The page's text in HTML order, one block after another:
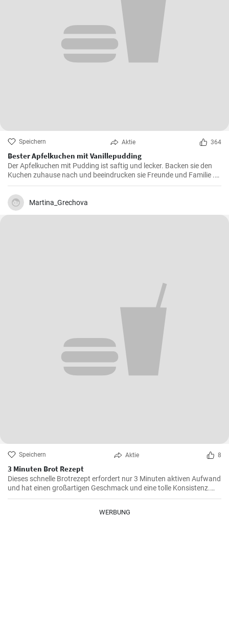
Speichern Aktie 364
Bester Apfelkuchen mit Vanillepudding
Der Apfelkuchen mit Pudding ist saftig und lecker. Backen sie den
Kuchen zuhause nach und beeindrucken sie Freunde und Familie .
Passend zur Herbstzeit in der Apfelernte.
Martina_Grechova
Speichern Aktie 8
3 Minuten Brot Rezept
Dieses schnelle Brotrezept erfordert nur 3 Minuten aktiven Aufwand
und hat einen großartigen Geschmack und eine tolle Konsistenz.
Dieses Brot eignet sich perfekt für den täglichen Verzehr und ist
WERBUNG